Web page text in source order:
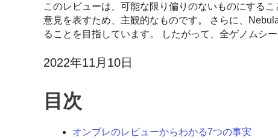
このレビューは、可能な限り偏りのないものにする
意見を表すため、主観的なものです。 さらに、
ることを目指しています。 したがって、全ゲノムシ
2022年11月10日
目次
オンブレのレビューからわかる7つの事実